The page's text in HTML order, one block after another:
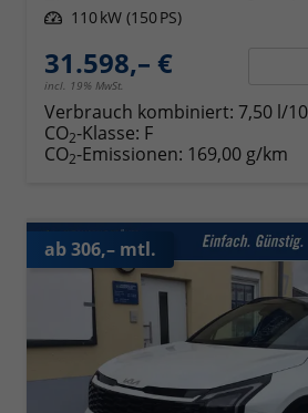
Leistung 110 kW (150 PS)
31.598,– €
incl. 19% MwSt.
Verbrauch kombiniert: 7,50 l/
CO2-Klasse: F
CO2-Emissionen: 169,00 g/km
ab 306,– mtl.